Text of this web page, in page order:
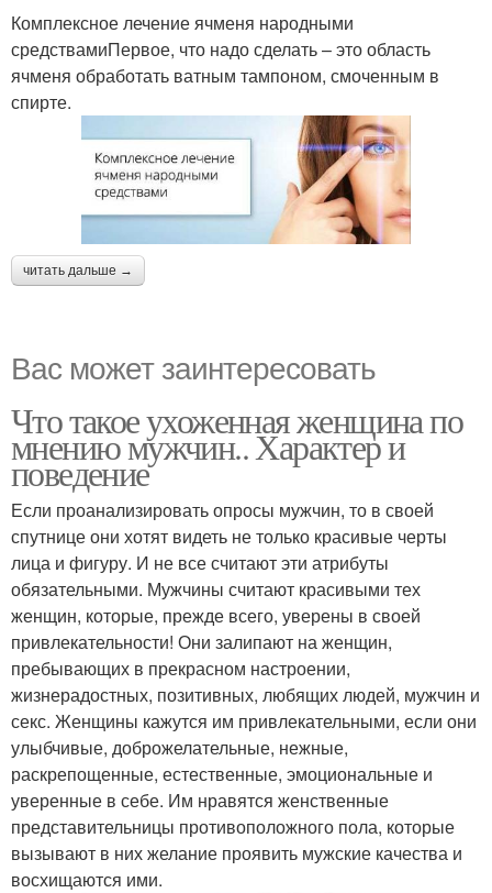
Комплексное лечение ячменя народными
средствамиПервое, что надо сделать – это область
ячменя обработать ватным тампоном, смоченным в
спирте.
читать дальше →
Вас может заинтересовать
Что такое ухоженная женщина по
мнению мужчин.. Характер и
поведение
Если проанализировать опросы мужчин, то в своей
спутнице они хотят видеть не только красивые черты
лица и фигуру. И не все считают эти атрибуты
обязательными. Мужчины считают красивыми тех
женщин, которые, прежде всего, уверены в своей
привлекательности! Они залипают на женщин,
пребывающих в прекрасном настроении,
жизнерадостных, позитивных, любящих людей, мужчин и
секс. Женщины кажутся им привлекательными, если они
улыбчивые, доброжелательные, нежные,
раскрепощенные, естественные, эмоциональные и
уверенные в себе. Им нравятся женственные
представительницы противоположного пола, которые
вызывают в них желание проявить мужские качества и
восхищаются ими.